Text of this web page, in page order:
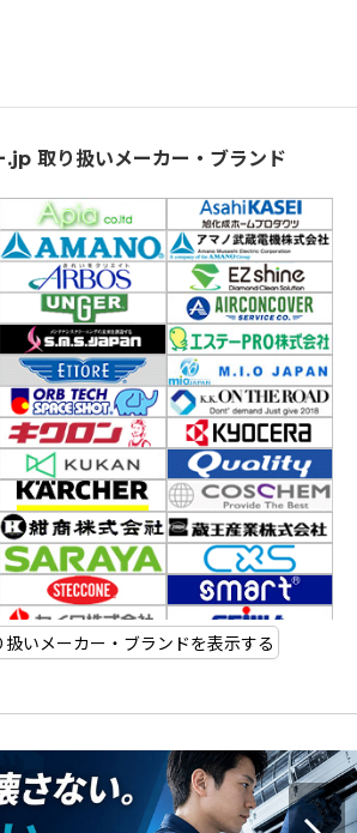
.jp 取り扱いメーカー・ブランド
いメーカー・ブランドを表示する